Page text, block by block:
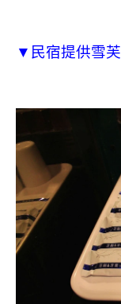
▼民宿提供雪